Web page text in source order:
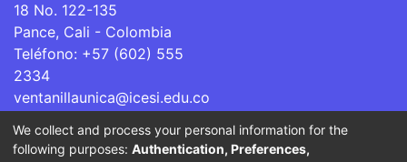
18 No. 122-135
Pance, Cali - Colombia
Teléfono: +57 (602) 555
2334
ventanillaunica@icesi.edu.co
La Universidad Icesi es una Institución de Educación
We collect and process your personal information for the
following purposes: Authentication, Preferences,